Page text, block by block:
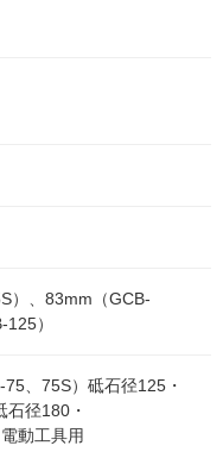
）、83mm（GCB-
）
、75S）砥石径125・
径180・
動工具用